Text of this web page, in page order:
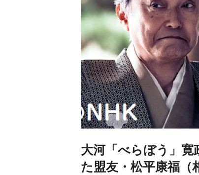
大河「べらぼう」寛
た盟友・松平康福（